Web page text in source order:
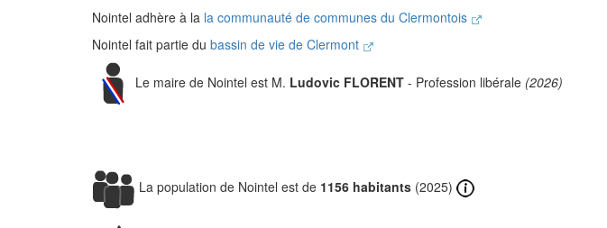
Nointel adhère à la la communauté de communes du Clermontois
Nointel fait partie du bassin de vie de Clermont
Le maire de Nointel est M. Ludovic FLORENT - Profession libérale (2026)
La population de Nointel est de 1156 habitants (2025)